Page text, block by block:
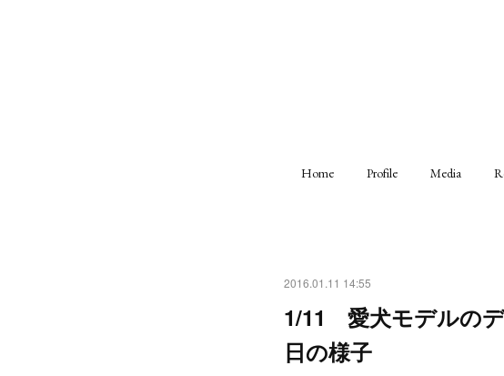
Home Profile Media
2016.01.11 14:55
1/11 愛犬モデルの
日の様子